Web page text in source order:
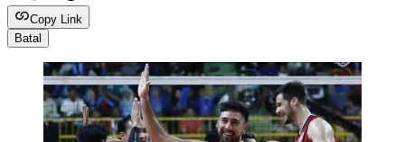
Copy Link
Batal